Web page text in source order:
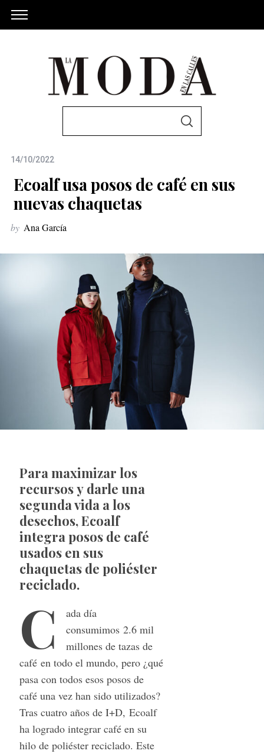
c
f
o
S
14/10/2022
Ecoalf usa posos de café en sus
nuevas chaquetas
by Ana García
Para maximizar los
recursos y darle una
segunda vida a los
desechos, Ecoalf
integra posos de café
usados en sus
chaquetas de poliéster
reciclado.
C
ada día
consumimos 2.6 mil
millones de tazas de
café en todo el mundo, pero ¿qué
pasa con todos esos posos de
café una vez han sido utilizados?
Tras cuatro años de I+D, Ecoalf
ha logrado integrar café en su
hilo de poliéster reciclado. Este